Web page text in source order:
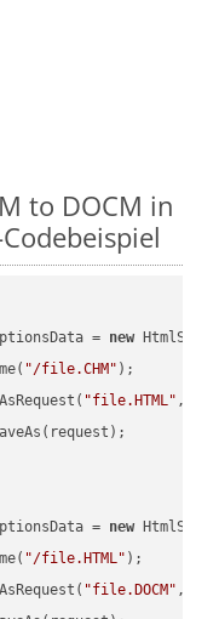
to DOCM in
= new
"/file.CHM" );
"file.HTML"
= new
"/file.HTML" );
"file.DOCM"